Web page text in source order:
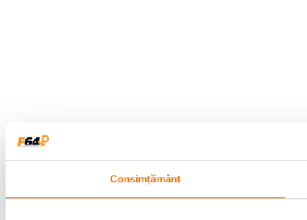
Consimțământ